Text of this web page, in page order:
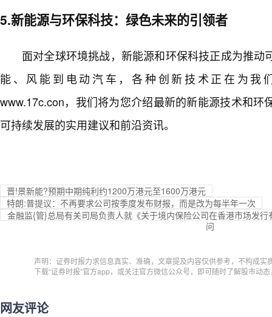
5.新能源与环保科技：绿色未来的引领者
面对全球环境挑战，新能源和环保科技正成为推动
能、风能到电动汽车，各种创新技术正在为我
www.17c.con，我们将为您介绍最新的新能源技术和环
可持续发展的实用建议和前沿资讯。
晋!景新能?预期中期纯利约1200万港元至1600万港元
特朗:普提议：不再要求公司按季度发布财报，而是改为每半年一次
金融监{管}总局有关司局负责人就《关于境内保险公司在香港市场发
问
声明：证券时报力求信息真实、准确，文章提及内容仅供参考，不构成实
下载“证券时报”官方app，或关注官方微信公众号，即可随时了解股市动
网友评论